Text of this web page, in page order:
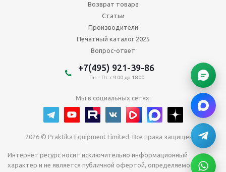
Возврат товара
Статьи
Производители
Печатный каталог 2025
Вопрос-ответ
+7(495) 921-39-86
Пн. – Пт.: с 9:00 до 18:00
Мы в социальных сетях:
2026 © Praktika Equipment Limited. Все права защищены.
Интернет ресурс носит исключительно информационный
характер и не является публичной офертой, определяемой